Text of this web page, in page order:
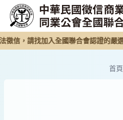
徵信，請找加入全國聯合會認證的嚴
首頁